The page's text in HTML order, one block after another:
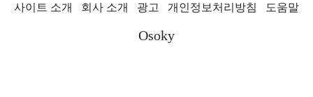
사이트 소개 회사 소개 광고 개인정보처리방침 도움말
Osoky